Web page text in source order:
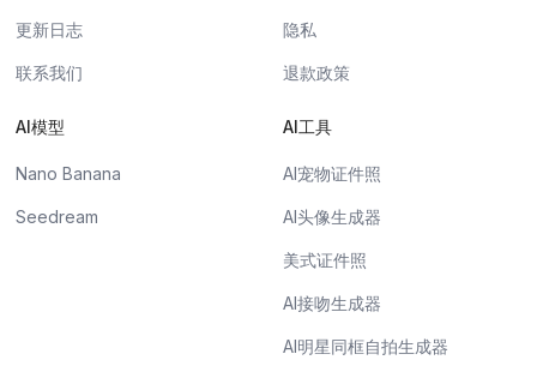
更新日志
联系我们
隐私
退款政策
AI模型
Nano Banana
Seedream
AI工具
AI宠物证件照
AI头像生成器
美式证件照
AI接吻生成器
AI明星同框自拍生成器